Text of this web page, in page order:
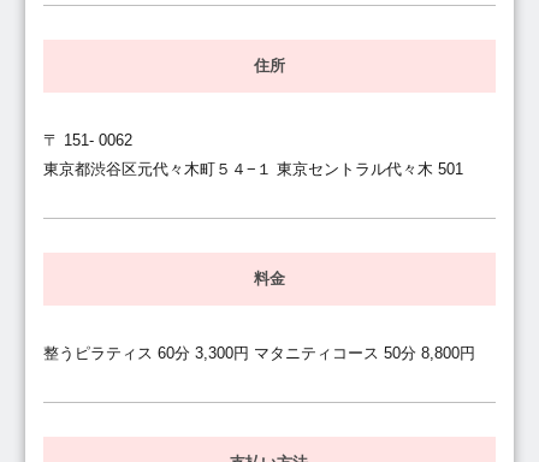
住所
〒 151- 0062
東京都渋谷区元代々木町５４−１ 東京セントラル代々木 501
料金
整うピラティス 60分 3,300円 マタニティコース 50分 8,800円